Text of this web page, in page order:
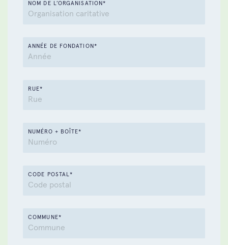
NOM DE L’ORGANISATION*
ANNÉE DE FONDATION*
RUE*
NUMÉRO + BOÎTE*
CODE POSTAL*
COMMUNE*